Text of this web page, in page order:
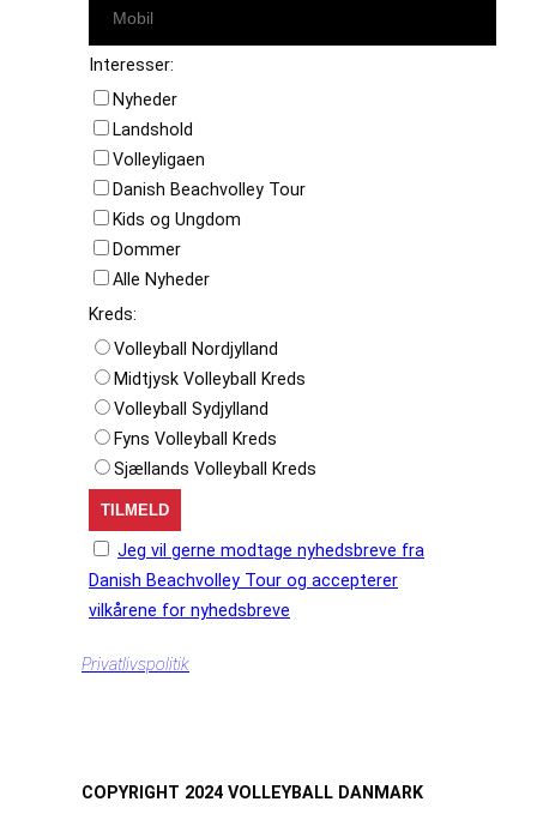
Interesser:
Nyheder
Landshold
Volleyligaen
Danish Beachvolley Tour
Kids og Ungdom
Dommer
Alle Nyheder
Kreds:
Volleyball Nordjylland
Midtjysk Volleyball Kreds
Volleyball Sydjylland
Fyns Volleyball Kreds
Sjællands Volleyball Kreds
Jeg vil gerne modtage nyhedsbreve fra
Danish Beachvolley Tour og accepterer
vilkårene for nyhedsbreve
Privatlivspolitik
COPYRIGHT 2024 VOLLEYBALL DANMARK